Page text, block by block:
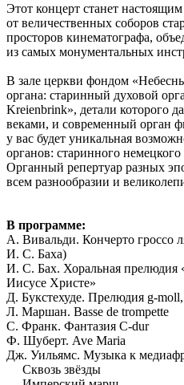
Этот концерт станет
от величественных соборов
просторов кинематографа,
из самых монументальных
В зале церкви фондом
органа: старинный духовой
Kreienbrink», детали которого
веками, и современный орган
у вас будет уникальная
органов: старинного
Органный репертуар разных
всем разнообразии и
В программе:
А. Вивальди. Кончерто гроссо
И. С. Баха)
И. С. Бах. Хоральная прелюдия
Иисусе Христе»
Д. Букстехуде. Прелюдия g-
Л. Маршан. Basse de trompette
С. Франк. Фантазия C-dur
Ф. Шуберт. Ave Maria
Дж. Уильямс. Музыка к
Сквозь звёзды